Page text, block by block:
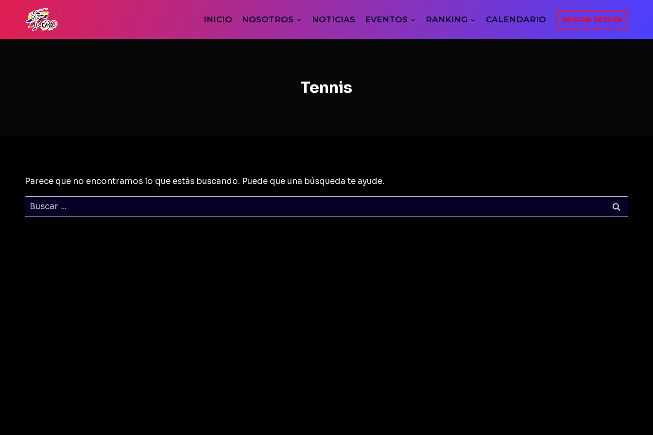
contenido
INICIO NOSOTROS NOTICIAS EVENTOS RANKING CALENDARIO INICIAR SESIÓN
Tennis
Parece que no encontramos lo que estás buscando. Puede que una búsqueda te ayude.
Buscar: